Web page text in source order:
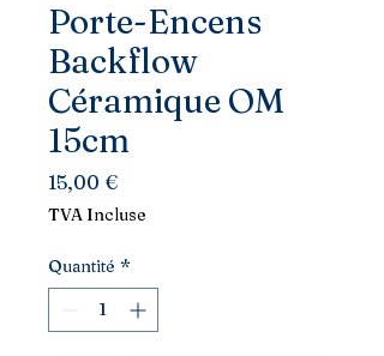
Porte-Encens
Backflow
Céramique OM
15cm
15,00 €Prix
TVA Incluse
Quantité *